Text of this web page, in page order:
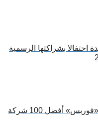
احتفالا بشراكتها الرسمية
المصرية للاتصالات ضمن قائمة «فوربس» أفضل 100 شركة